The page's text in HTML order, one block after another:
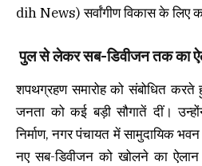
dih News) सर्वांगीण विकास के लिए
पुल से लेकर सब-डिवीजन तक का
शपथग्रहण समारोह को संबोधित करते
जनता को कई बड़ी सौगातें दीं।
निर्माण, नगर पंचायत में सामुदायिक
नए सब-डिवीजन को खोलने का